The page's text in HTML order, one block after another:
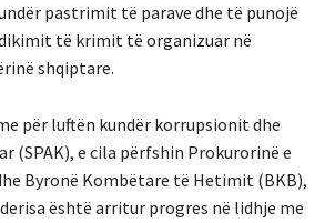
pastrimit të parave dhe të punojë
të krimit të organizuar në
shqiptare.
për luftën kundër korrupsionit dhe
(SPAK), e cila përfshin Prokurorinë e
Byronë Kombëtare të Hetimit (BKB),
është arritur progres në lidhje me